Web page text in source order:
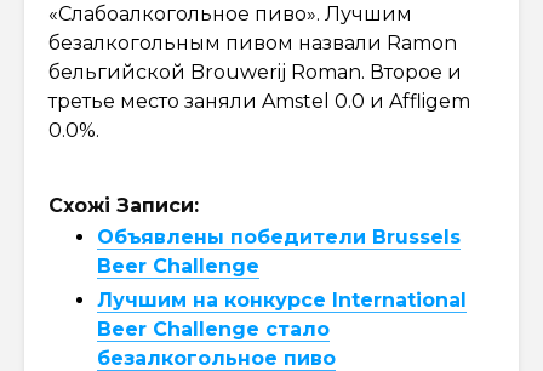
«Слабоалкогольное пиво». Лучшим
безалкогольным пивом назвали Ramon
бельгийской Brouwerij Roman. Второе и
третье место заняли Amstel 0.0 и Affligem
0.0%.
Схожі Записи:
Объявлены победители Brussels
Beer Challenge
Лучшим на конкурсе International
Beer Challenge стало
безалкогольное пиво